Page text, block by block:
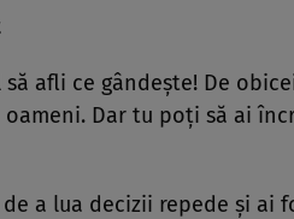
afli ce gândeşte! De
Dar tu poţi să ai
a lua decizii repede şi ai